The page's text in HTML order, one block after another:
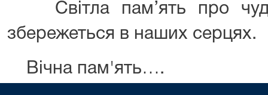
Світла пам’ять про
збережеться в наших серцях.
Вічна пам'ять….